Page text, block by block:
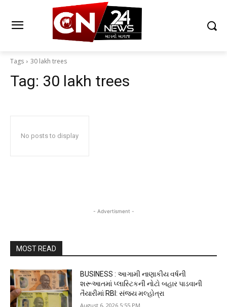
Tags 30 lakh trees
Tag: 30 lakh trees
No posts to display
- Advertisment -
MOST READ
BUSINESS : આગામી નાણાકીય વર્ષની
શરૂઆતમાં પ્લાસ્ટિકની નોટો બહાર પાડવાની
તૈયારીમાં RBI: સંજય મલ્હોત્રા
August 6, 2026 5:55 PM